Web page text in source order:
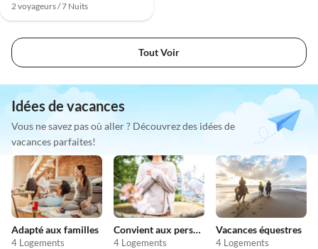
2 voyageurs / 7 Nuits
Tout Voir
Idées de vacances
Vous ne savez pas où aller ? Découvrez des idées de
vacances parfaites!
Adapté aux familles
4 Logements
Convient aux personnes allergiques
4 Logements
Vacances équestres
4 Logements